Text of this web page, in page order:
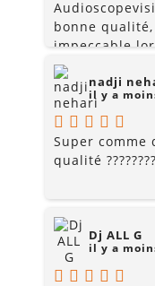
bonne
impeccable
Équipe
surtout très
location s’est
du début à la
sans hésiter
pour mes
nadji
il y a
Super comme
qualité
Dj ALL G
il y a